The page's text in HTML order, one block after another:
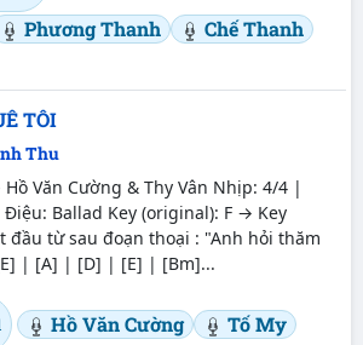
Phương Thanh
Chế Thanh
TÔI
Thu
Hồ Văn Cường & Thy Vân Nhịp: 4/4 |
Ballad Key (original): F → Key
đầu từ sau đoạn thoại : "Anh hỏi thăm
| [A] | [D] | [E] | [Bm]...
Hồ Văn Cường Tố My